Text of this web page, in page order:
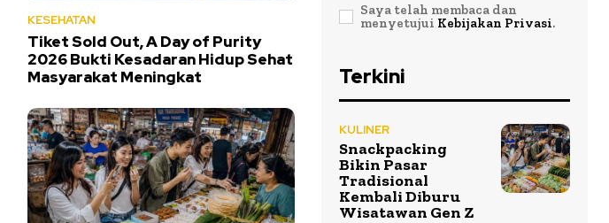
KESEHATAN
Tiket Sold Out, A Day of Purity
2026 Bukti Kesadaran Hidup Sehat
Masyarakat Meningkat
Saya telah membaca dan
menyetujui Kebijakan Privasi.
Terkini
KULINER
Snackpacking
Bikin Pasar
Tradisional
Kembali Diburu
Wisatawan Gen Z